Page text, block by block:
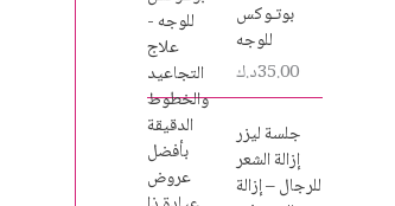
بوتـوكس
للوجه
35.00د.ك
جلسة ليزر
إزالة الشعر
للرجال – إزالة